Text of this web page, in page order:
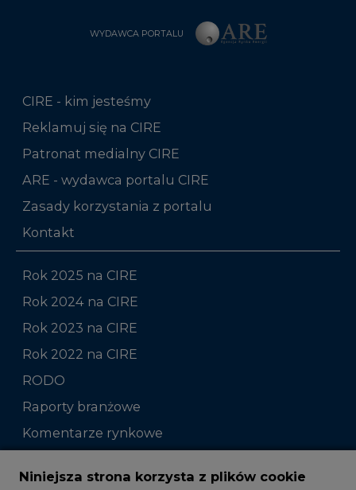
WYDAWCA PORTALU
CIRE - kim jesteśmy
Reklamuj się na CIRE
Patronat medialny CIRE
ARE - wydawca portalu CIRE
Zasady korzystania z portalu
Kontakt
Rok 2025 na CIRE
Rok 2024 na CIRE
Rok 2023 na CIRE
Rok 2022 na CIRE
RODO
Raporty branżowe
Komentarze rynkowe
Zmiany kadrowe na rynku
Niniejsza strona korzysta z plików cookie